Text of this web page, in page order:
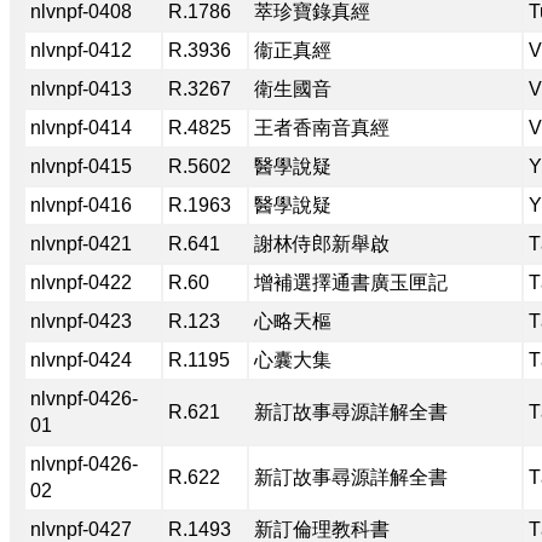
nlvnpf-0408
R.1786 萃珍寶錄真經
nlvnpf-0412
R.3936 衞正真經
nlvnpf-0413
R.3267 衛生國音
nlvnpf-0414
R.4825 王者香南音真經
nlvnpf-0415
R.5602 醫學說疑
nlvnpf-0416
R.1963 醫學說疑
nlvnpf-0421
R.641 謝林侍郎新舉啟
nlvnpf-0422
R.60 增補選擇通書廣玉匣記
nlvnpf-0423
R.123 心略天樞
nlvnpf-0424
R.1195 心囊大集
nlvnpf-0426-
01
R.621 新訂故事尋源詳解全書
nlvnpf-0426-
02
R.622 新訂故事尋源詳解全書
nlvnpf-0427 R.1493 新訂倫理教科書